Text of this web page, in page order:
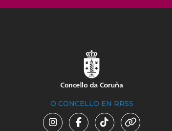
O CONCELLO EN RRSS